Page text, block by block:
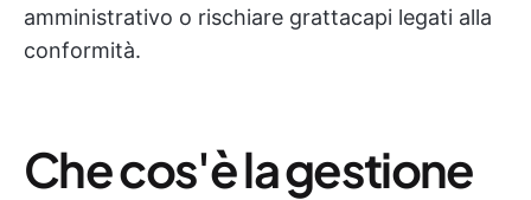
amministrativo o rischiare grattacapi legati alla
conformità.
Che cos'è la gestione